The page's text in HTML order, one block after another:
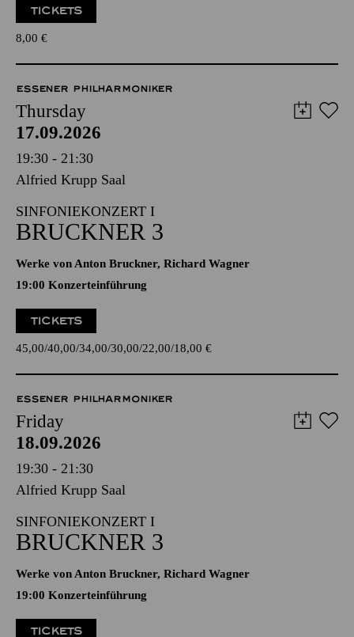
TICKETS
8,00 €
ESSENER PHILHARMONIKER
Thursday
17.09.2026
19:30 - 21:30
Alfried Krupp Saal
SINFONIEKONZERT I
BRUCKNER 3
Werke von Anton Bruckner, Richard Wagner
19:00 Konzerteinführung
TICKETS
45,00 40,00 34,00 30,00 22,00 18,00 €
ESSENER PHILHARMONIKER
Friday
18.09.2026
19:30 - 21:30
Alfried Krupp Saal
SINFONIEKONZERT I
BRUCKNER 3
Werke von Anton Bruckner, Richard Wagner
19:00 Konzerteinführung
TICKETS